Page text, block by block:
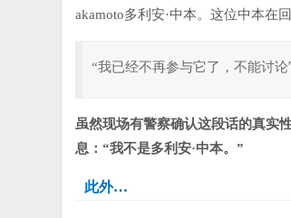
akamoto多利安·中本。这位中本在
“我已经不再参与它了，不能讨
虽然现场有警察确认这段话的真实
息：“我不是多利安·中本。”
此外…